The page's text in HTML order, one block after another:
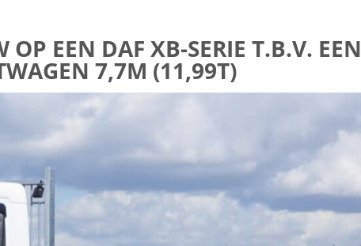
EEN DAF XB-SERIE T.B.V. EEN
7,7M (11,99T)